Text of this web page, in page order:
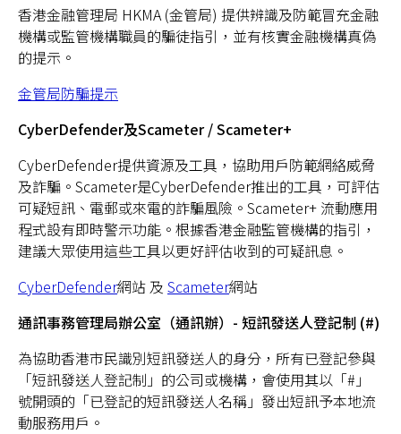
香港金融管理局 HKMA (金管局) 提供辨識及防範冒充金融
機構或監管機構職員的騙徒指引，並有核實金融機構真偽
的提示。
金管局防騙提示
CyberDefender及Scameter / Scameter+
CyberDefender提供資源及工具，協助用戶防範網絡威脅
及詐騙。Scameter是CyberDefender推出的工具，可評估
可疑短訊、電郵或來電的詐騙風險。Scameter+ 流動應用
程式設有即時警示功能。根據香港金融監管機構的指引，
建議大眾使用這些工具以更好評估收到的可疑訊息。
CyberDefender網站 及 Scameter網站
通訊事務管理局辦公室（通訊辦）- 短訊發送人登記制 (#)
為協助香港市民識別短訊發送人的身分，所有已登記參與
「短訊發送人登記制」的公司或機構，會使用其以「#」
號開頭的「已登記的短訊發送人名稱」發出短訊予本地流
動服務用戶。